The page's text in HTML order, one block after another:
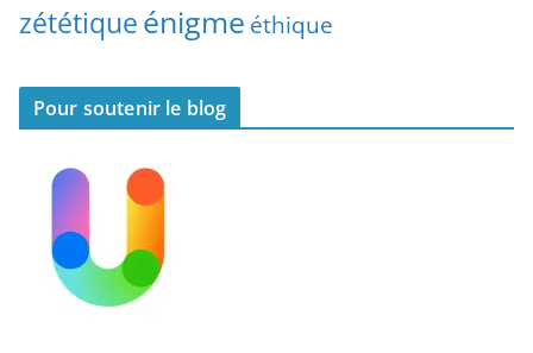
zététiqueénigme éthique
Pour soutenir le blog